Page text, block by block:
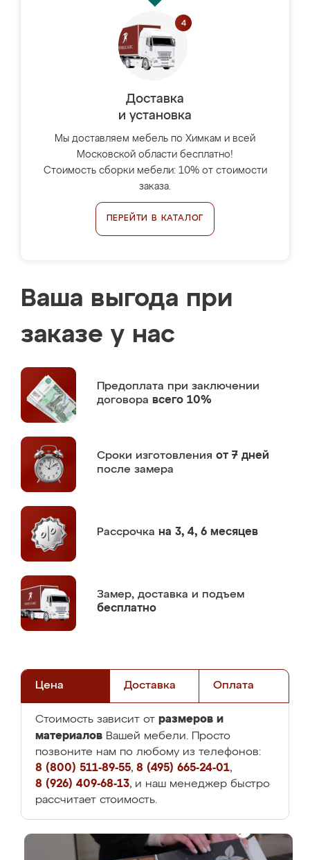
Доставка
и установка
Мы доставляем мебель по Химкам и всей
Московской области бесплатно!
Стоимость сборки мебели: 10% от стоимости
заказа.
ПЕРЕЙТИ В КАТАЛОГ
Ваша выгода при
заказе у нас
Предоплата при заключении
договора всего 10%
Сроки изготовления от 7 дней
после замера
Рассрочка на 3, 4, 6 месяцев
Замер, доставка и подъем
бесплатно
Цена Доставка Оплата
Стоимость зависит от размеров и
материалов Вашей мебели. Просто
позвоните нам по любому из телефонов:
8 (800) 511-89-55, 8 (495) 665-24-01,
8 (926) 409-68-13, и наш менеджер быстро
рассчитает стоимость.